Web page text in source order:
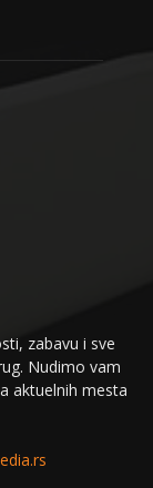
zabavu i sve
Nudimo vam
aktuelnih mesta